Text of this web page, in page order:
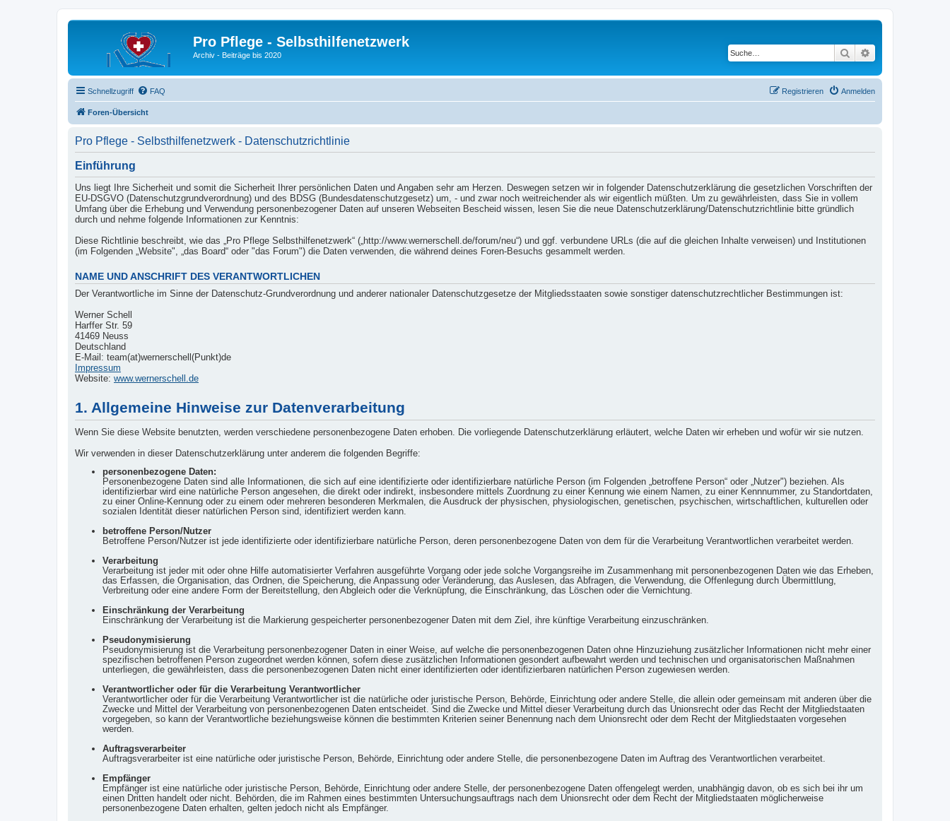
Pro Pflege - Selbsthilfenetzwerk
Archiv - Beiträge bis 2020 Suche
Schnellzugriff FAQ Anmelden
Registrieren
Foren-Übersicht
Pro Pflege - Selbsthilfenetzwerk - Datenschutzrichtlinie
Einführung
Uns liegt Ihre Sicherheit und somit die Sicherheit Ihrer persönlichen Daten und Angaben sehr am Herzen. Deswegen setzen wir in folgender Datenschutzerklärung die gesetzlichen Vorschriften der
EU-DSGVO (Datenschutzgrundverordnung) und des BDSG (Bundesdatenschutzgesetz) um, - und zwar noch weitreichender als wir eigentlich müßten. Um zu gewährleisten, dass Sie in vollem
Umfang über die Erhebung und Verwendung personenbezogener Daten auf unseren Webseiten Bescheid wissen, lesen Sie die neue Datenschutzerklärung/Datenschutzrichtlinie bitte gründlich
durch und nehme folgende Informationen zur Kenntnis:
Diese Richtlinie beschreibt, wie das „Pro Pflege Selbsthilfenetzwerk“ („http://www.wernerschell.de/forum/neu“) und ggf. verbundene URLs (die auf die gleichen Inhalte verweisen) und Institutionen
(im Folgenden „Website", „das Board“ oder "das Forum") die Daten verwenden, die während deines Foren-Besuchs gesammelt werden.
NAME UND ANSCHRIFT DES VERANTWORTLICHEN
Der Verantwortliche im Sinne der Datenschutz-Grundverordnung und anderer nationaler Datenschutzgesetze der Mitgliedsstaaten sowie sonstiger datenschutzrechtlicher Bestimmungen ist:
Werner Schell
Harffer Str. 59
41469 Neuss
Deutschland
E-Mail: team(at)wernerschell(Punkt)de
Impressum
Website: www.wernerschell.de
1. Allgemeine Hinweise zur Datenverarbeitung
Wenn Sie diese Website benutzten, werden verschiedene personenbezogene Daten erhoben. Die vorliegende Datenschutzerklärung erläutert, welche Daten wir erheben und wofür wir sie nutzen.
Wir verwenden in dieser Datenschutzerklärung unter anderem die folgenden Begriffe:
personenbezogene Daten:
Personenbezogene Daten sind alle Informationen, die sich auf eine identifizierte oder identifizierbare natürliche Person (im Folgenden „betroffene Person“ oder „Nutzer") beziehen. Als
identifizierbar wird eine natürliche Person angesehen, die direkt oder indirekt, insbesondere mittels Zuordnung zu einer Kennung wie einem Namen, zu einer Kennnummer, zu Standortdaten,
zu einer Online-Kennung oder zu einem oder mehreren besonderen Merkmalen, die Ausdruck der physischen, physiologischen, genetischen, psychischen, wirtschaftlichen, kulturellen oder
sozialen Identität dieser natürlichen Person sind, identifiziert werden kann.
betroffene Person/Nutzer
Betroffene Person/Nutzer ist jede identifizierte oder identifizierbare natürliche Person, deren personenbezogene Daten von dem für die Verarbeitung Verantwortlichen verarbeitet werden.
Verarbeitung
Verarbeitung ist jeder mit oder ohne Hilfe automatisierter Verfahren ausgeführte Vorgang oder jede solche Vorgangsreihe im Zusammenhang mit personenbezogenen Daten wie das Erheben,
das Erfassen, die Organisation, das Ordnen, die Speicherung, die Anpassung oder Veränderung, das Auslesen, das Abfragen, die Verwendung, die Offenlegung durch Übermittlung,
Verbreitung oder eine andere Form der Bereitstellung, den Abgleich oder die Verknüpfung, die Einschränkung, das Löschen oder die Vernichtung.
Einschränkung der Verarbeitung
Einschränkung der Verarbeitung ist die Markierung gespeicherter personenbezogener Daten mit dem Ziel, ihre künftige Verarbeitung einzuschränken.
Pseudonymisierung
Pseudonymisierung ist die Verarbeitung personenbezogener Daten in einer Weise, auf welche die personenbezogenen Daten ohne Hinzuziehung zusätzlicher Informationen nicht mehr einer
spezifischen betroffenen Person zugeordnet werden können, sofern diese zusätzlichen Informationen gesondert aufbewahrt werden und technischen und organisatorischen Maßnahmen
unterliegen, die gewährleisten, dass die personenbezogenen Daten nicht einer identifizierten oder identifizierbaren natürlichen Person zugewiesen werden.
Verantwortlicher oder für die Verarbeitung Verantwortlicher
Verantwortlicher oder für die Verarbeitung Verantwortlicher ist die natürliche oder juristische Person, Behörde, Einrichtung oder andere Stelle, die allein oder gemeinsam mit anderen über die
Zwecke und Mittel der Verarbeitung von personenbezogenen Daten entscheidet. Sind die Zwecke und Mittel dieser Verarbeitung durch das Unionsrecht oder das Recht der Mitgliedstaaten
vorgegeben, so kann der Verantwortliche beziehungsweise können die bestimmten Kriterien seiner Benennung nach dem Unionsrecht oder dem Recht der Mitgliedstaaten vorgesehen
werden.
Auftragsverarbeiter
Auftragsverarbeiter ist eine natürliche oder juristische Person, Behörde, Einrichtung oder andere Stelle, die personenbezogene Daten im Auftrag des Verantwortlichen verarbeitet.
Empfänger
Empfänger ist eine natürliche oder juristische Person, Behörde, Einrichtung oder andere Stelle, der personenbezogene Daten offengelegt werden, unabhängig davon, ob es sich bei ihr um
einen Dritten handelt oder nicht. Behörden, die im Rahmen eines bestimmten Untersuchungsauftrags nach dem Unionsrecht oder dem Recht der Mitgliedstaaten möglicherweise
personenbezogene Daten erhalten, gelten jedoch nicht als Empfänger.